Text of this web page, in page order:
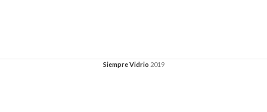
Siempre Vidrio 2019